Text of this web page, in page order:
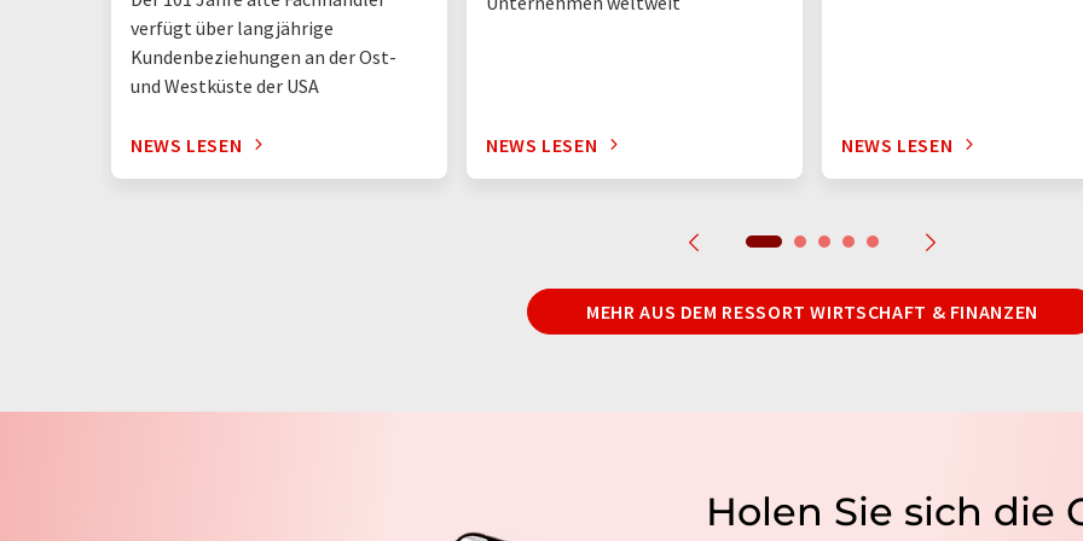
verfügt über langjährige
Kundenbeziehungen an der Ost-
und Westküste der USA
NEWS LESEN NEWS LESEN NEWS LESEN
MEHR AUS DEM RESSORT WIRTSCHAFT & FINANZEN
Holen Sie sich die